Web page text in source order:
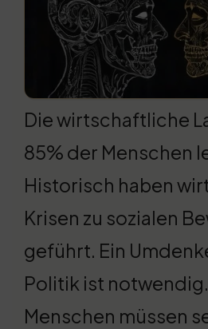
Die wirtschaftliche
85% der Menschen
Historisch haben
Krisen zu sozialen
geführt. Ein
Politik ist
Menschen müssen